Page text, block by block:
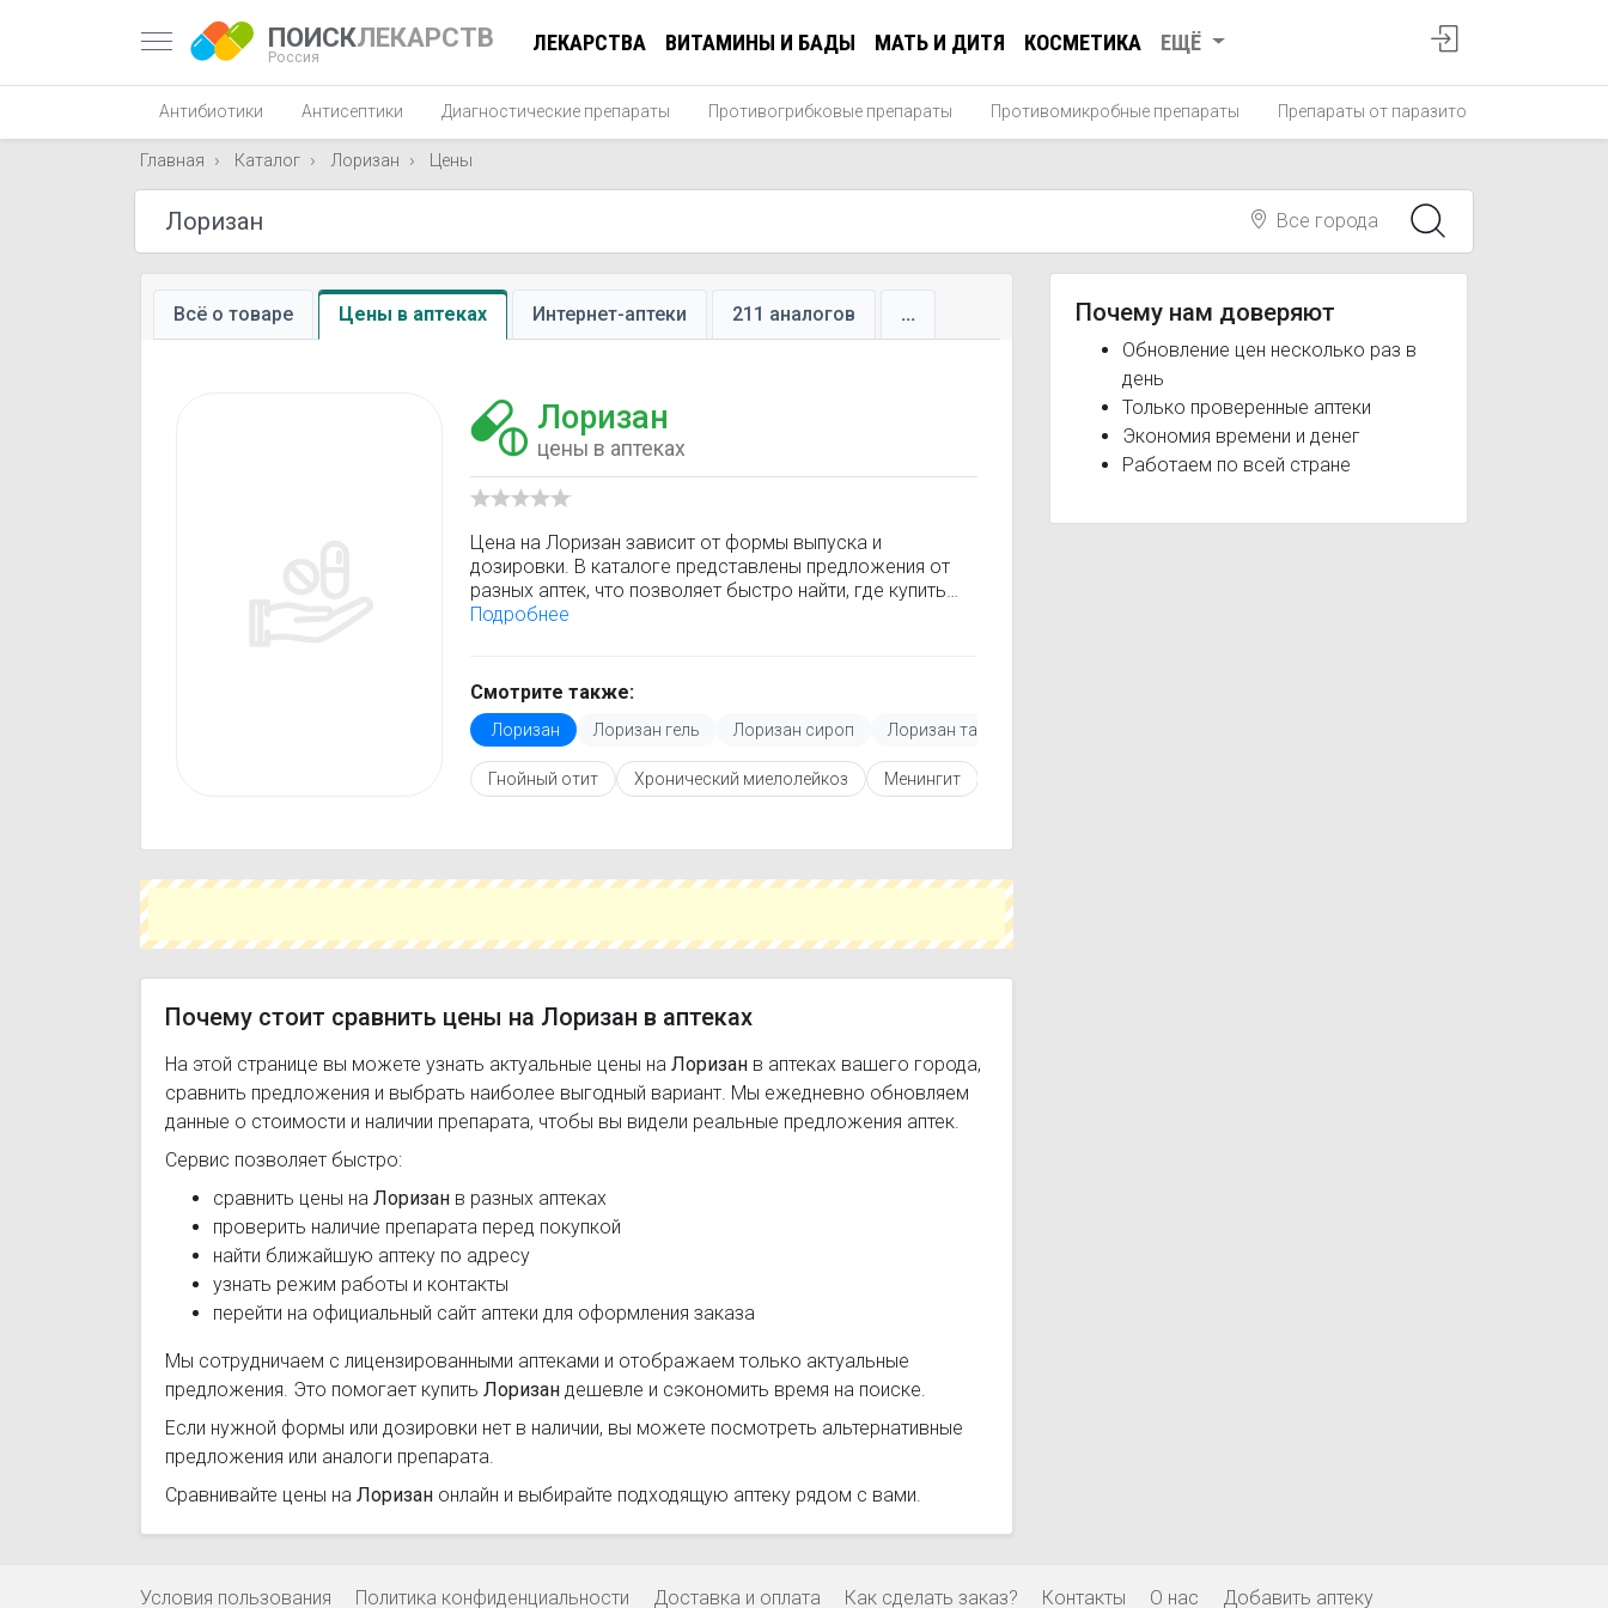
ПОИСКЛЕКАРСТВ
Россия
ЛЕКАРСТВА ВИТАМИНЫ И БАДЫ МАТЬ И ДИТЯ КОСМЕТИКА ЕЩЁ
Антибиотики Антисептики Диагностические препараты Противогрибковые препараты Противомикробные препараты Препараты от паразитов
Главная Каталог Лоризан Цены
Все города
Всё о товаре Цены в аптеках Интернет-аптеки 211 аналогов ...
Лоризан
цены в аптеках
Цена на Лоризан зависит от формы выпуска и
дозировки. В каталоге представлены предложения от
разных аптек, что позволяет быстро найти, где купить
Лоризан по минимальной цене. Информация о
Перед покупкой рекомендуется ознакомиться с
инструкцией по применению, показаниями и
противопоказаниями. При необходимости вы можете
подобрать аналоги Лоризан с похожим действующим
веществом или более доступной ценой.
сэкономить время и выбрать оптимальный вариант по
цене и наличию.
Подробнее
Смотрите также:
Лоризан Лоризан гель Лоризан сироп Лоризан таблетки
Гнойный отит Хронический миелолейкоз Менингит
Почему стоит сравнить цены на Лоризан в аптеках
На этой странице вы можете узнать актуальные цены на Лоризан в аптеках вашего города,
сравнить предложения и выбрать наиболее выгодный вариант. Мы ежедневно обновляем
данные о стоимости и наличии препарата, чтобы вы видели реальные предложения аптек.
Сервис позволяет быстро:
сравнить цены на Лоризан в разных аптеках
проверить наличие препарата перед покупкой
найти ближайшую аптеку по адресу
узнать режим работы и контакты
перейти на официальный сайт аптеки для оформления заказа
Мы сотрудничаем с лицензированными аптеками и отображаем только актуальные
предложения. Это помогает купить Лоризан дешевле и сэкономить время на поиске.
Если нужной формы или дозировки нет в наличии, вы можете посмотреть альтернативные
предложения или аналоги препарата.
Сравнивайте цены на Лоризан онлайн и выбирайте подходящую аптеку рядом с вами.
Почему нам доверяют
Обновление цен несколько раз в
день
Только проверенные аптеки
Экономия времени и денег
Работаем по всей стране
Условия пользования Политика конфиденциальности Доставка и оплата Как сделать заказ? Контакты О нас Добавить аптеку